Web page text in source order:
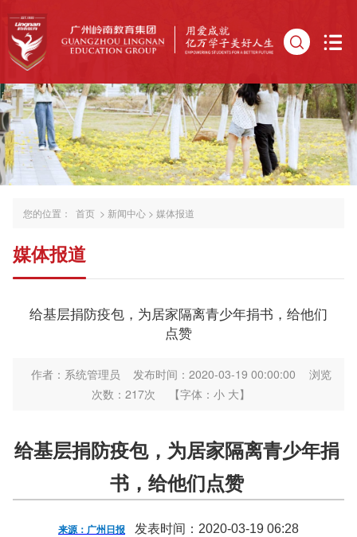
您的位置： 首页 > 新闻中心 > 媒体报道
媒体报道
给基层捐防疫包，为居家隔离青少年捐书，给他们
点赞
作者：系统管理员 发布时间：2020-03-19 00:00:00
浏览
次数：217次 【字体： 小 大】
给基层捐防疫包，为居家隔离青少年捐
书，给他们点赞
来源：广州日报 发表时间：2020-03-19 06:28